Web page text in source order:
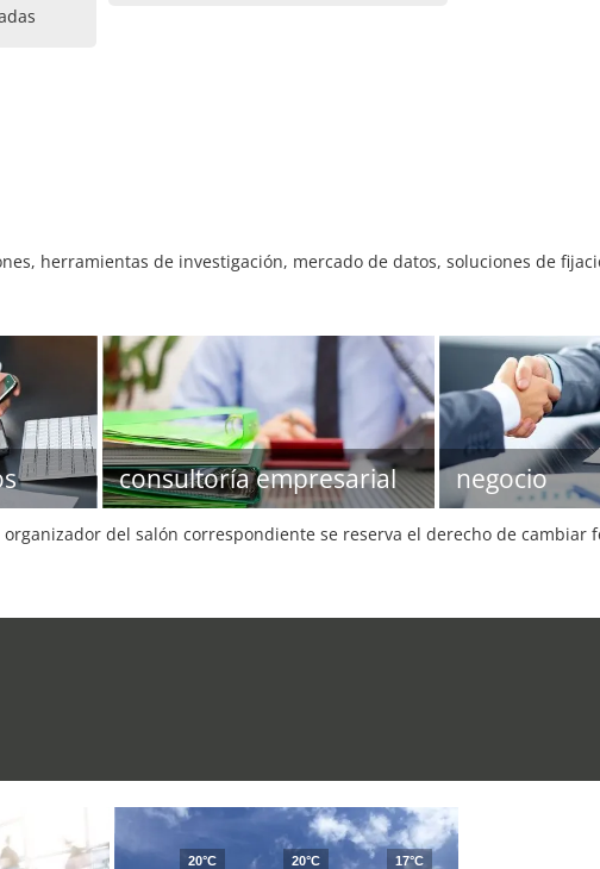
herramientas de investigación, mercado de datos, soluciones de
consultoría empresarial negocio
del salón correspondiente se reserva el derecho de cambiar
20°C
20°C
17°C